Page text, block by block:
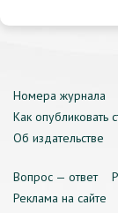
Номера журнала
Как опубликовать
Об издательстве
Вопрос — ответ
Реклама на сайте